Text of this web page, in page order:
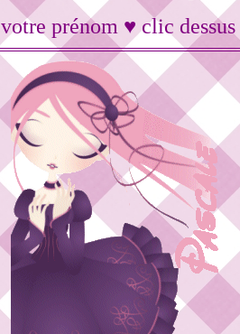
votre prénom ♥ clic dessus